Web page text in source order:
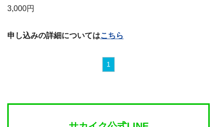
3,000円
申し込みの詳細についてはこちら
1